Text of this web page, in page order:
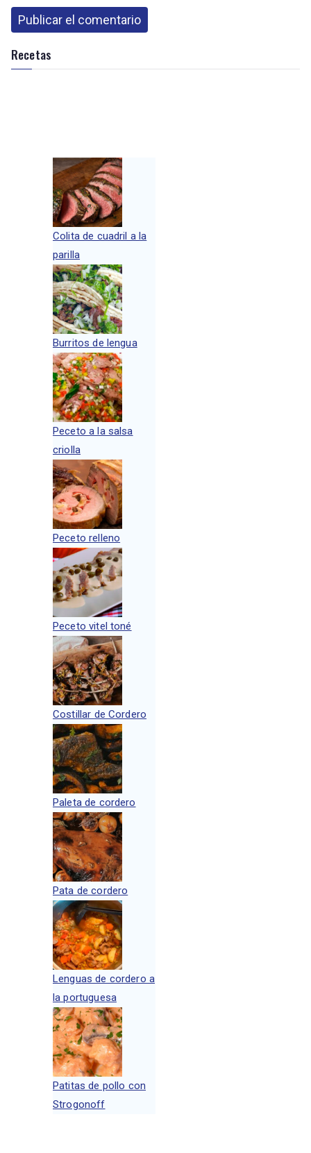
Recetas
Colita de cuadril a la
parilla
Burritos de lengua
Peceto a la salsa
criolla
Peceto relleno
Peceto vitel toné
Costillar de Cordero
Paleta de cordero
Pata de cordero
Lenguas de cordero a
la portuguesa
Patitas de pollo con
Strogonoff